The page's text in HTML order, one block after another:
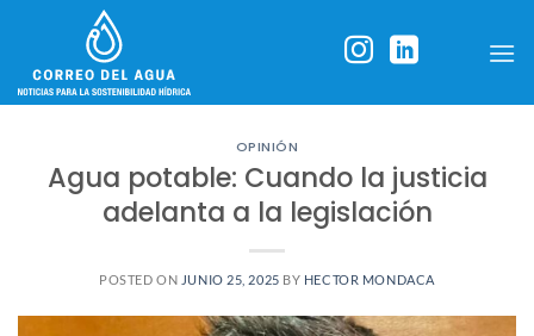
content
OPINIÓN
Agua potable: Cuando la justicia
adelanta a la legislación
POSTED ON JUNIO 25, 2025 BY HECTOR MONDACA